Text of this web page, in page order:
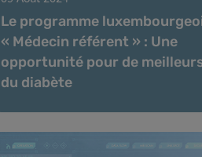
Le programme
« Médecin référent » : Une
opportunité pour de
du diabète